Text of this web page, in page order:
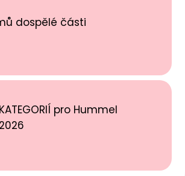
dospělé části
pro Hummel